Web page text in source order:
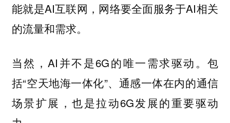
能就是AI互联网，网络要全面服务于AI相关
的流量和需求。
当然，AI并不是6G的唯一需求驱动。包
括“空天地海一体化”、通感一体在内的通信
场景扩展，也是拉动6G发展的重要驱动